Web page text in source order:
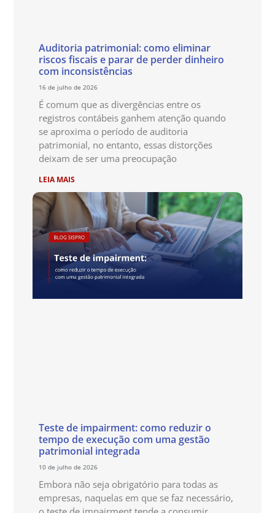
Auditoria patrimonial: como eliminar
riscos fiscais e parar de perder dinheiro
com inconsistências
16 de julho de 2026
É comum que as divergências entre os
registros contábeis ganhem atenção quando
se aproxima o período de auditoria
patrimonial, no entanto, essas distorções
deixam de ser uma preocupação
LEIA MAIS
Teste de impairment: como reduzir o
tempo de execução com uma gestão
patrimonial integrada
10 de julho de 2026
Embora não seja obrigatório para todas as
empresas, naquelas em que se faz necessário,